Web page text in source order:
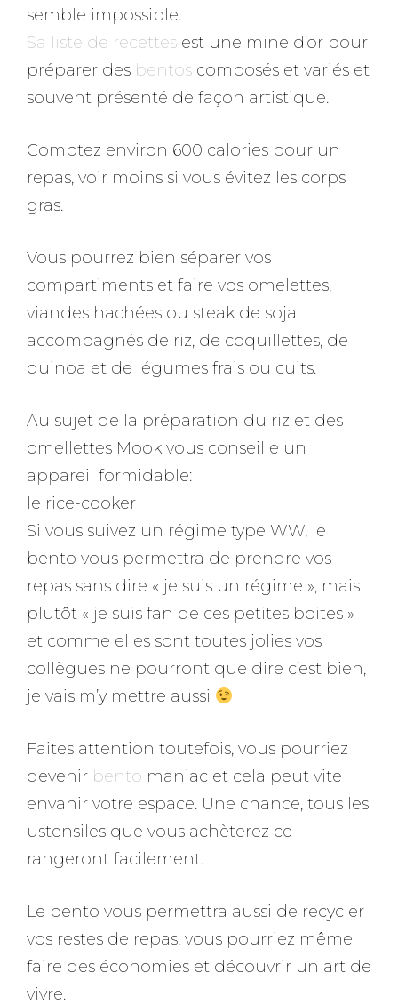
semble impossible.
Sa liste de recettes est une mine d’or pour
préparer des bentos composés et variés et
souvent présenté de façon artistique.
Comptez environ 600 calories pour un
repas, voir moins si vous évitez les corps
gras.
Vous pourrez bien séparer vos
compartiments et faire vos omelettes,
viandes hachées ou steak de soja
accompagnés de riz, de coquillettes, de
quinoa et de légumes frais ou cuits.
Au sujet de la préparation du riz et des
omellettes Mook vous conseille un
appareil formidable:
le rice-cooker
Si vous suivez un régime type WW, le
bento vous permettra de prendre vos
repas sans dire « je suis un régime », mais
plutôt « je suis fan de ces petites boites »
et comme elles sont toutes jolies vos
collègues ne pourront que dire c’est bien,
je vais m’y mettre aussi
Faites attention toutefois, vous pourriez
devenir bento maniac et cela peut vite
envahir votre espace. Une chance, tous les
ustensiles que vous achèterez ce
rangeront facilement.
Le bento vous permettra aussi de recycler
vos restes de repas, vous pourriez même
faire des économies et découvrir un art de
vivre.